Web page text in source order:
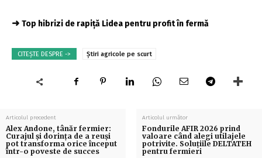
➜ Top hibrizi de rapiță Lidea pentru profit în fermă
CITEȘTE DESPRE -> Știri agricole pe scurt
Articolul precedent
Alex Andone, tânăr fermier:
Curajul și dorința de a reuși
pot transforma orice început
într-o poveste de succes
Articolul următor
Fondurile AFIR 2026 prind
valoare când alegi utilajele
potrivite. Soluțiile DELTATEH
pentru fermieri